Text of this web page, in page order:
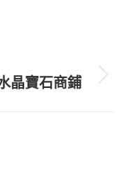
晶寶石商鋪